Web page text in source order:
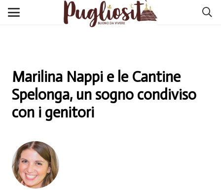
Marilina Nappi e le Cantine
Spelonga, un sogno condiviso
con i genitori